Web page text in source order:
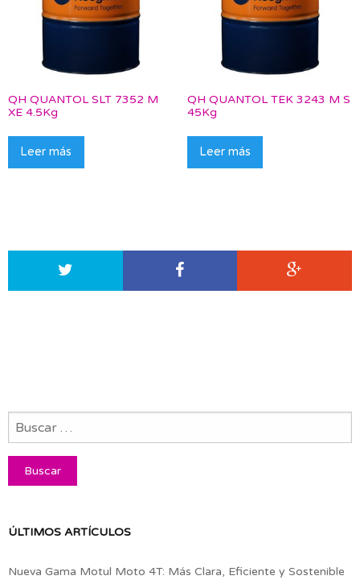
QH QUANTOL SLT 7352 M
XE 4.5Kg
Leer más
QH QUANTOL TEK 3243 M S
45Kg
Leer más
ÚLTIMOS ARTÍCULOS
Nueva Gama Motul Moto 4T: Más Clara, Eficiente y Sostenible